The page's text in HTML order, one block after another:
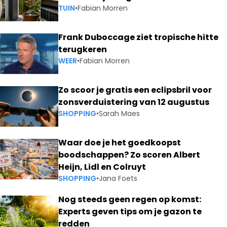
TUIN•Fabian Morren
Frank Duboccage ziet tropische hitte
terugkeren
WEER•Fabian Morren
Zo scoor je gratis een eclipsbril voor
zonsverduistering van 12 augustus
SHOPPING•Sarah Maes
Waar doe je het goedkoopst
boodschappen? Zo scoren Albert
Heijn, Lidl en Colruyt
SHOPPING•Jana Foets
Nog steeds geen regen op komst:
Experts geven tips om je gazon te
redden